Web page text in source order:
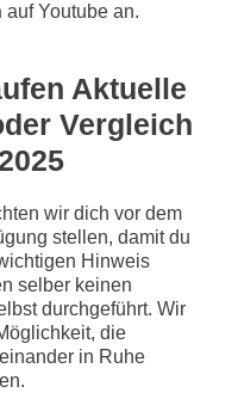
auf Youtube an.
Aktuelle
Vergleich
wir dich vor dem
stellen, damit du
Hinweis
selber keinen
durchgeführt. Wir
die
in Ruhe